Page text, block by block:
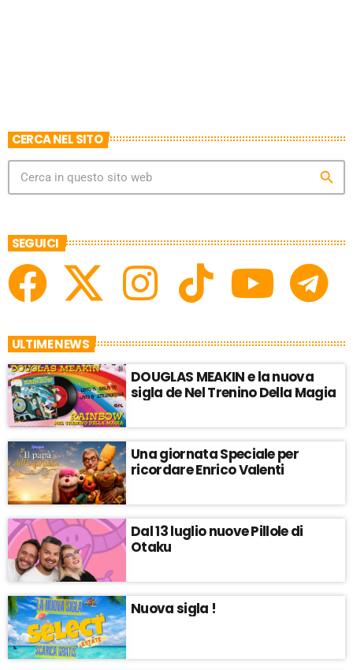
CERCA NEL SITO
search
SEGUICI
ULTIME NEWS
DOUGLAS MEAKIN e la nuova
sigla de Nel Trenino Della Magia
Una giornata Speciale per
ricordare Enrico Valenti
Dal 13 luglio nuove Pillole di
Otaku
Nuova sigla !